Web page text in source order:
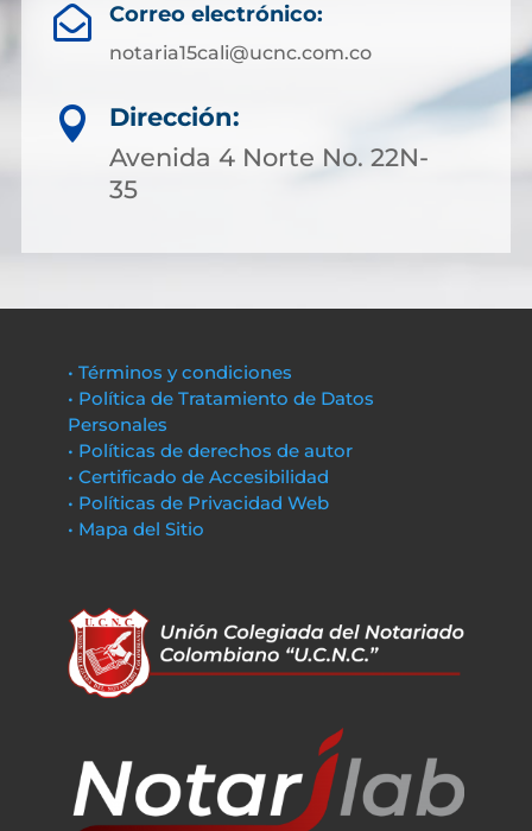
 Correo electrónico:
notaria15cali@ucnc.com.co

Dirección:
Avenida 4 Norte No. 22N-
35
• Términos y condiciones
• Política de Tratamiento de Datos
Personales
• Políticas de derechos de autor
• Certificado de Accesibilidad
• Políticas de Privacidad Web
• Mapa del Sitio